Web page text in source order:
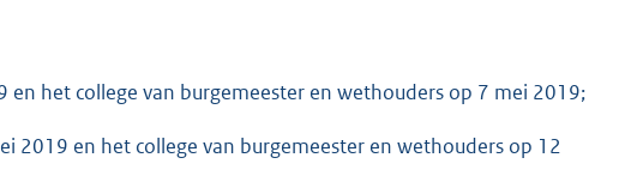
het college van burgemeester en wethouders op 7 mei 2019;
2019 en het college van burgemeester en wethouders op 12